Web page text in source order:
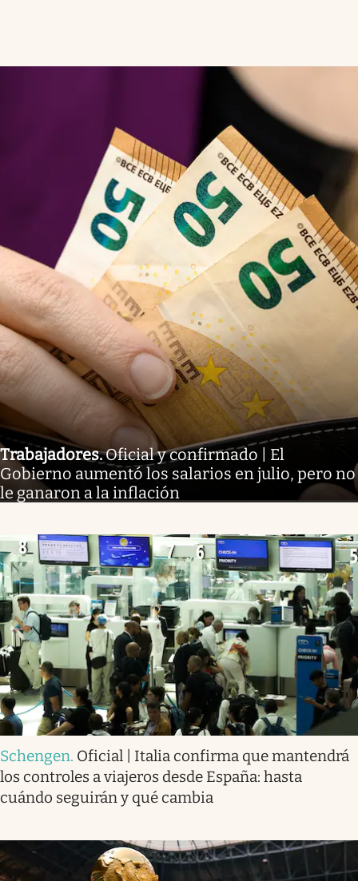
Trabajadores.Oficial y confirmado | El
Gobierno aumentó los salarios en julio, pero no
le ganaron a la inflación
Schengen. Oficial | Italia confirma que mantendrá
los controles a viajeros desde España: hasta
cuándo seguirán y qué cambia